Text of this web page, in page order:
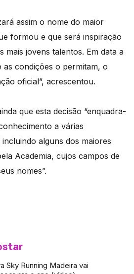
assim o nome do maior
formou e que será inspiração
mais jovens talentos. Em data a
as condições o permitam, o
oficial”, acrescentou.
que esta decisão “enquadra-
a várias
alguns dos maiores
Academia, cujos campos de
nomes”.
Sky Running Madeira vai